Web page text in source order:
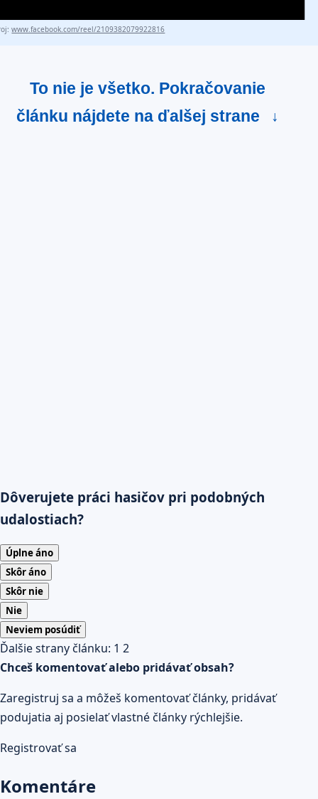
www.facebook.com/reel/2109382079922816
To nie je všetko. Pokračovanie
článku nájdete na ďalšej strane
↓
Dôverujete práci hasičov pri podobných
udalostiach?
Úplne áno
Skôr áno
Skôr nie
Nie
Neviem posúdiť
Ďalšie strany článku: 1 2
Chceš komentovať alebo pridávať obsah?
Zaregistruj sa a môžeš komentovať články, pridávať
podujatia aj posielať vlastné články rýchlejšie.
Registrovať sa
Komentáre